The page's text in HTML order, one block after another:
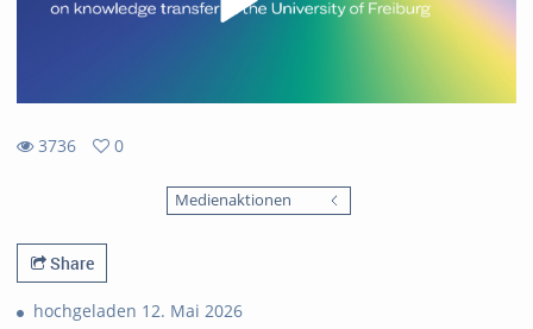
3736
0
Medienaktionen
Share
hochgeladen 12. Mai 2026